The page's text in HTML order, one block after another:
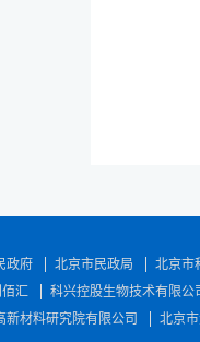
政府 北京市民政局
北京市
汇
科兴控股生物技术有限公
新材料研究院有限公司
北京